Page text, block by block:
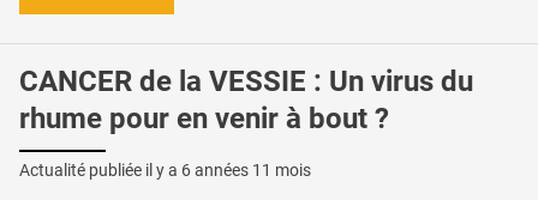
CANCER de la VESSIE : Un virus du
rhume pour en venir à bout ?
Actualité publiée il y a 6 années 11 mois